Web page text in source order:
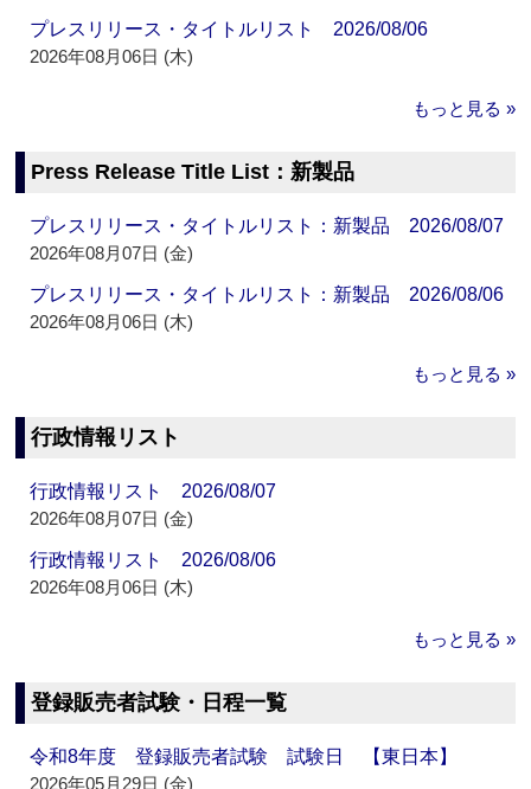
プレスリリース・タイトルリスト 2026/08/06
2026年08月06日 (木)
もっと見る »
Press Release Title List：新製品
プレスリリース・タイトルリスト：新製品 2026/08/07
2026年08月07日 (金)
プレスリリース・タイトルリスト：新製品 2026/08/06
2026年08月06日 (木)
もっと見る »
行政情報リスト
行政情報リスト 2026/08/07
2026年08月07日 (金)
行政情報リスト 2026/08/06
2026年08月06日 (木)
もっと見る »
登録販売者試験・日程一覧
令和8年度 登録販売者試験 試験日 【東日本】
2026年05月29日 (金)